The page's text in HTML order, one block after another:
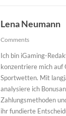
Lena Neumann
Comments
Ich bin iGaming-
konzentriere mich auf
Sportwetten. Mit
analysiere ich
Zahlungsmethoden
ihr fundierte